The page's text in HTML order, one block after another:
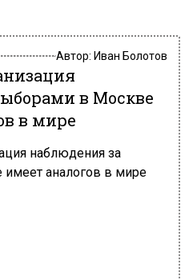
Автор: Иван Болотов
в Москве
в мире